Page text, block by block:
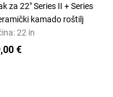
za 22" Series II + Series
kamado roštilj
22 in
€